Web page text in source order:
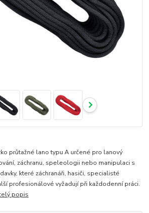
průtažné lano typu A určené pro lanový
záchranu, speleologii nebo manipulaci s
které záchranáři, hasiči, specialisté
profesionálové vyžadují při každodenní práci.
popis